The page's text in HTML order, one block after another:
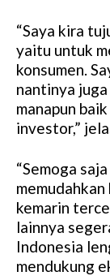
“Saya kira
yaitu untuk
konsumen.
nantinya
manapun
investor,”
“Semoga
kemarin
lainnya
Indonesia
mendukung